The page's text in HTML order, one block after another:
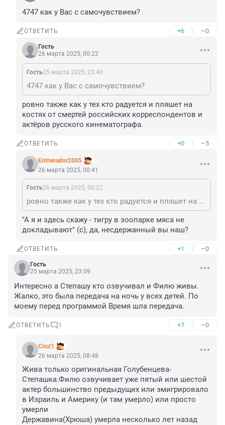
4747 как у Вас с самочувствием?
ОТВЕТИТЬ +6 –0
Гость
26 марта 2025, 00:22
Гость25 марта 2025, 23:40
4747 как у Вас с самочувствием?
ровно также как у тех кто радуется и пляшет на
костях от смертей российских корреспондентов и
актёров русского кинематографа.
ОТВЕТИТЬ +0 –5
Entrenador2005
26 марта 2025, 00:41
Гость26 марта 2025, 00:22
ровно также как у тех кто радуется и пляшет на костях от смертей российских корреспондентов и актёров русского кинематографа.
"А я и здесь скажу - тигру в зоопарке мяса не
докладывают" (с), да, несдержанный вы наш?
ОТВЕТИТЬ +1 –0
Гость
25 марта 2025, 23:09
Интересно а Степашу кто озвучивал и Филю живы.
Жалко, это была передача на ночь у всех детей. По
моему перед программой Время шла передача.
ОТВЕТИТЬ 1 +7 –0
Cruz1
26 марта 2025, 08:48
Жива только оригинальная Голубенцева-
Степашка.Филю озвучивает уже пятый или шестой
актер большинство предыдущих или эмигрировало
в Израиль и Америку (и там умерло) или просто
умерли
Державина(Хрюша) умерла несколько лет назад